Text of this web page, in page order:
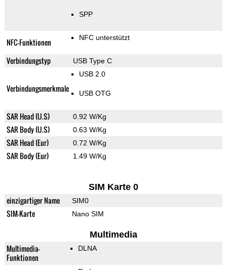
SPP
NFC-Funktionen NFC unterstützt
Verbindungstyp USB Type C
Verbindungsmerkmale
USB 2.0
USB OTG
SAR Head (U.S) 0.92 W/Kg
SAR Body (U.S) 0.63 W/Kg
SAR Head (Eur) 0.72 W/Kg
SAR Body (Eur) 1.49 W/Kg
SIM Karte 0
einzigartiger Name SIM0
SIM-Karte Nano SIM
Multimedia
Multimedia-
Funktionen
DLNA